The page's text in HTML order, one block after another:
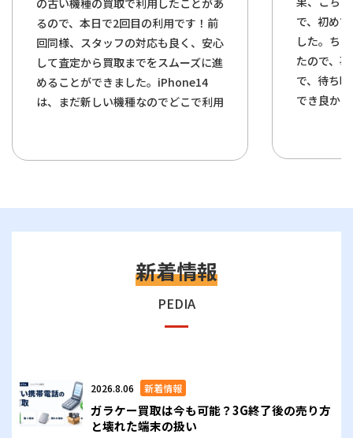
の古い機種の買取で利用したことがあ
るので、本日で2回目の利用です！前
回同様、スタッフの対応も良く、安心
して査定から買取までをスムーズに進
めることができました。iPhone14
は、まだ新しい機種なのでどこで利用
の店舗を選びました。また利用したい
で、初め
した。ち
たので、
で、待ち
でき良か
なくその
新着情報
PEDIA
2026.8.06 新着情報
ガラケー買取は今も可能？3G終了後の売り方
と壊れた端末の扱い